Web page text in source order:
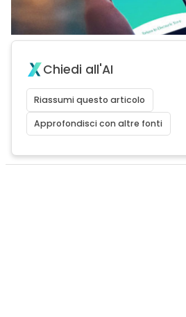
Chiedi all'AI
Riassumi questo articolo
Approfondisci con altre fonti